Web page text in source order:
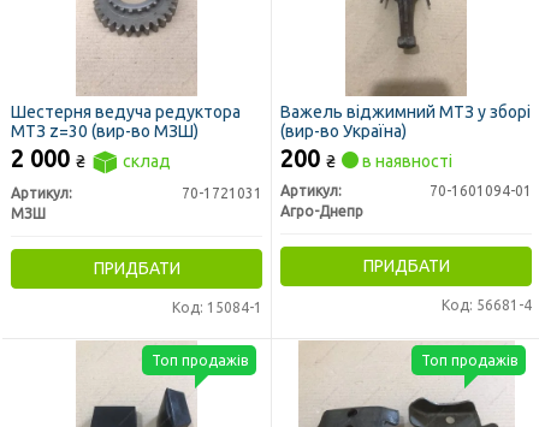
Шестерня ведуча редуктора
МТЗ z=30 (вир-во МЗШ)
2 000 ₴ склад
Артикул:
70-1721031
МЗШ
ПРИДБАТИ
Код: 15084-1
Важель віджимний МТЗ у зборі
(вир-во Україна)
200 ₴ в наявності
Артикул:
70-1601094-01
Агро-Днепр
ПРИДБАТИ
Код: 56681-4
Топ продажів Топ продажів